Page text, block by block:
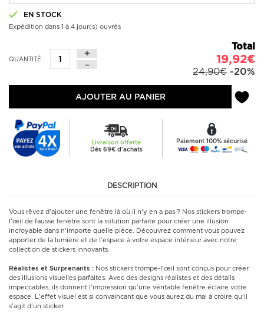
EN STOCK
Expédition dans 1 à 4 jour(s) ouvrés
QUANTITÉ :
Total
19,92€
24,90€ -20%
AJOUTER AU PANIER
Livraison offerte
Dès 69€ d'achats
Paiement 100% sécurisé
DESCRIPTION
Vous rêvez d'ajouter une fenêtre là où il n'y en a pas ? Nos stickers trompe-
l'œil de fausse fenêtre sont la solution parfaite pour créer une illusion
incroyable dans n'importe quelle pièce. Découvrez comment vous pouvez
apporter de la lumière et de l'espace à votre espace intérieur avec notre
collection de stickers innovants.
Réalistes et Surprenants : Nos stickers trompe-l'œil sont conçus pour créer
des illusions visuelles parfaites. Avec des designs réalistes et des détails
impeccables, ils donnent l'impression qu'une véritable fenêtre éclaire votre
espace. L'effet visuel est si convaincant que vous aurez du mal à croire qu'il
s'agit d'un sticker.